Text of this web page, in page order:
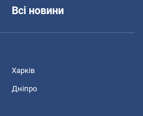
Всі новини
Харків
Дніпро